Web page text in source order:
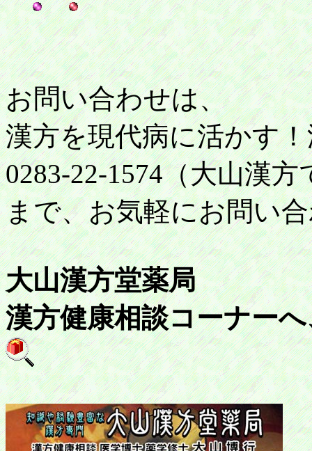
お問い合わせは、
漢方を現代病に活かす
0283-22-1574（大山漢
まで、お気軽にお問い
大山漢方堂薬局
漢方健康相談コーナー